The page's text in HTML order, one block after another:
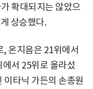
확대되지는 않았으
상승했다.
온지음은 21위에서
서 25위로 올라섰
이타닉 가든의 손종원